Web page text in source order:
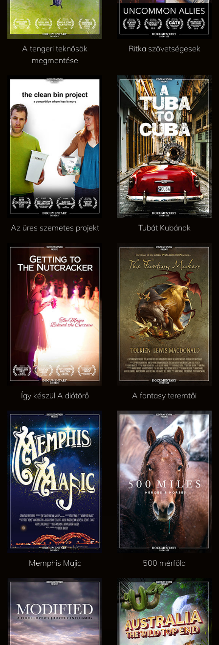
A tengeri teknősök
megmentése
Ritka szövetségesek
Az üres szemetes projekt Tubát Kubának
Így készül A diótörő A fantasy teremtői
Memphis Majic 500 mérföld